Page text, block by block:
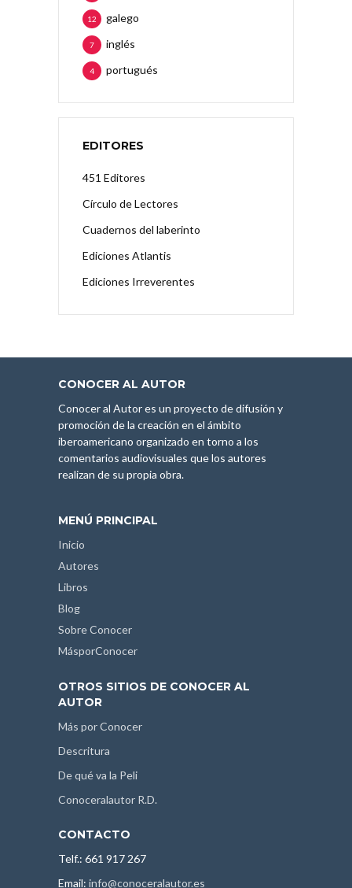
galego
12
inglés
7
portugués
4
EDITORES
451 Editores
Círculo de Lectores
Cuadernos del laberinto
Ediciones Atlantis
Ediciones Irreverentes
CONOCER AL AUTOR
Conocer al Autor es un proyecto de difusión y
promoción de la creación en el ámbito
iberoamericano organizado en torno a los
comentarios audiovisuales que los autores
realizan de su propia obra.
MENÚ PRINCIPAL
Inicio
Autores
Libros
Blog
Sobre Conocer
MásporConocer
OTROS SITIOS DE CONOCER AL
AUTOR
Más por Conocer
Descritura
De qué va la Peli
Conoceralautor R.D.
CONTACTO
Telf.: 661 917 267
Email: info@conoceralautor.es